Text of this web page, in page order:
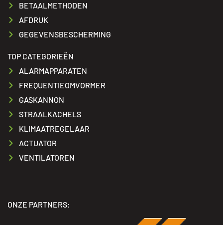
BETAALMETHODEN
AFDRUK
GEGEVENSBESCHERMING
TOP CATEGORIEËN
ALARMAPPARATEN
FREQUENTIEOMVORMER
GASKANNON
STRAALKACHELS
KLIMAATREGELAAR
ACTUATOR
VENTILATOREN
ONZE PARTNERS: